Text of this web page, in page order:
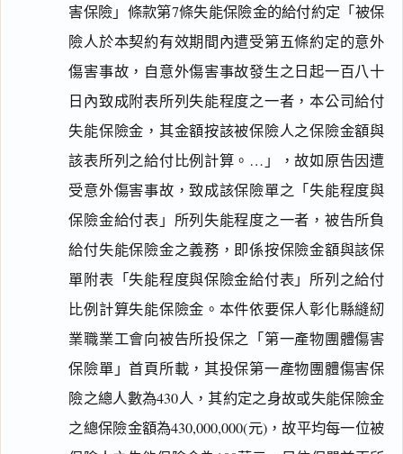
害保險」條款第7條失能保險金的給付約定「被保
險人於本契約有效期間內遭受第五條約定的意外
傷害事故，自意外傷害事故發生之日起一百八十
日內致成附表所列失能程度之一者，本公司給付
失能保險金，其金額按該被保險人之保險金額與
該表所列之給付比例計算。…」，故如原告因遭
受意外傷害事故，致成該保險單之「失能程度與
保險金給付表」所列失能程度之一者，被告所負
給付失能保險金之義務，即係按保險金額與該保
單附表「失能程度與保險金給付表」所列之給付
比例計算失能保險金。本件依要保人彰化縣縫紉
業職業工會向被告所投保之「第一產物團體傷害
保險單」首頁所載，其投保第一產物團體傷害保
險之總人數為430人，其約定之身故或失能保險金
之總保險金額為430,000,000(元)，故平均每一位被